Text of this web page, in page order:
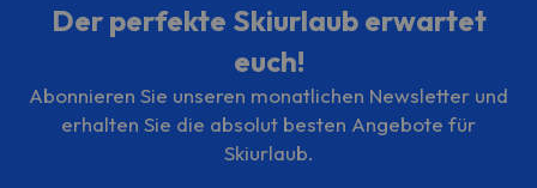
Der perfekte Skiurlaub erwartet
euch!
Abonnieren Sie unseren monatlichen Newsletter und
erhalten Sie die absolut besten Angebote für
Skiurlaub.